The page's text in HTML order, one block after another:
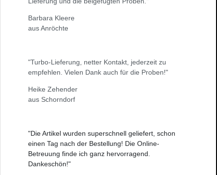
Barbara Kleere
aus Anröchte
"Turbo-Lieferung, netter Kontakt, jederzeit zu
empfehlen. Vielen Dank auch für die Proben!"
Heike Zehender
aus Schorndorf
"Die Artikel wurden superschnell geliefert, schon
einen Tag nach der Bestellung! Die Online-
Betreuung finde ich ganz hervorragend.
Dankeschön!"